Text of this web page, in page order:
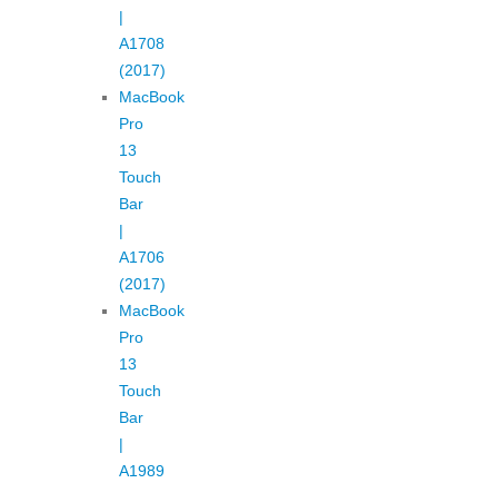
|
A1708
(2017)
MacBook
Pro
13
Touch
Bar
|
A1706
(2017)
MacBook
Pro
13
Touch
Bar
|
A1989